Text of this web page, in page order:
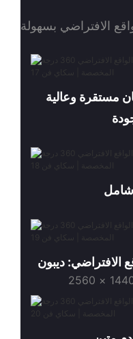
الافتراضي بسهولة
مستقرة وعالية